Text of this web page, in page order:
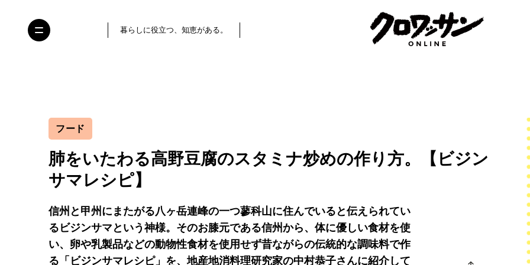
暮らしに役立つ、知恵がある。
フード
肺をいたわる高野豆腐のスタミナ炒めの作り方。【ビジン
サマレシピ】
信州と甲州にまたがる八ヶ岳連峰の一つ蓼科山に住んでいると伝えられてい
るビジンサマという神様。そのお膝元である信州から、体に優しい食材を使
い、卵や乳製品などの動物性食材を使用せず昔ながらの伝統的な調味料で作
る「ビジンサマレシピ」を、地産地消料理研究家の中村恭子さんに紹介して